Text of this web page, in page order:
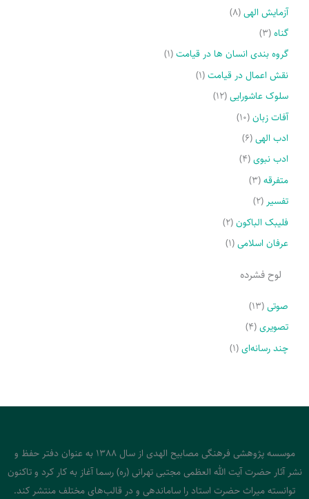
آزمایش الهی(۸)
گناه(۳)
گروه بندی انسان ها در قیامت(۱)
نقش اعمال در قیامت(۱)
سلوک عاشورایی(۱۲)
آفات زبان(۱۰)
ادب الهی(۶)
ادب نبوی(۴)
متفرقه(۳)
تفسیر (۲)
فلیبک الباکون(۲)
عرفان اسلامی(۱)
لوح فشرده
صوتی(۱۳)
تصویری(۴)
چند رسانه‌ای(۱)
موسسه پژوهشی فرهنگی مصابیح الهدی از سال 1388 به عنوان دفتر حفظ و
نشر آثار حضرت آیت الله العظمی مجتبی تهرانی (ره) رسما آغاز به کار کرد و تاکنون
توانسته میراث حضرت استاد را ساماندهی و در قالب‌های مختلف منتشر کند.